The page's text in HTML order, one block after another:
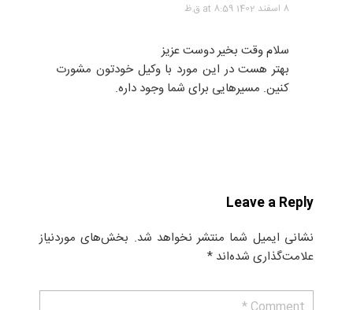
8 اسفند 1402 at 8:59 ق.ظ
سلام وقت بخیر دوست عزیز
بهتر هست در این مورد با وکیل خودتون مشورت
کنین. مسیرهایی برای شما وجود داره.
Leave a Reply
نشانی ایمیل شما منتشر نخواهد شد. بخش‌های موردنیاز
علامت‌گذاری شده‌اند *